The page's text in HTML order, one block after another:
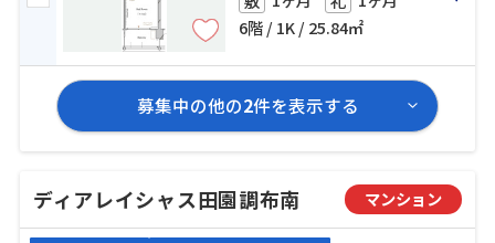
6階 / 1K / 25.84㎡
募集中の他の2件を表示する
ディアレイシャス田園調布南 マンション